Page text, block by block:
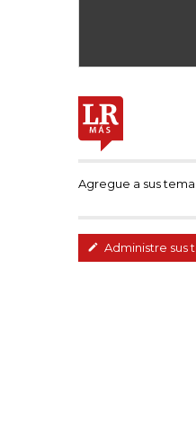
Agregue a sus
Administre sus